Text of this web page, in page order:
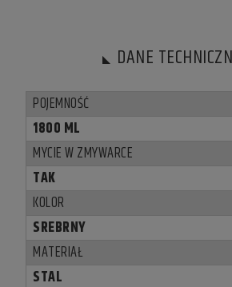
DANE
POJEMNOŚĆ
1800 ML
MYCIE W ZMYWARCE
TAK
KOLOR
SREBRNY
MATERIAŁ
STAL